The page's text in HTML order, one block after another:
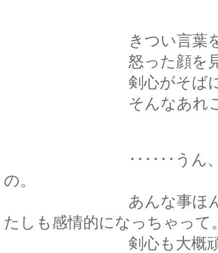
きつい言葉を投げ
怒った顔を見せて
剣心がそばにい
そんなあれこれに
･･････うん、確か
の。
あんな事ほんとは言
たしも感情的になっちゃって
剣心も大概頑固だけ